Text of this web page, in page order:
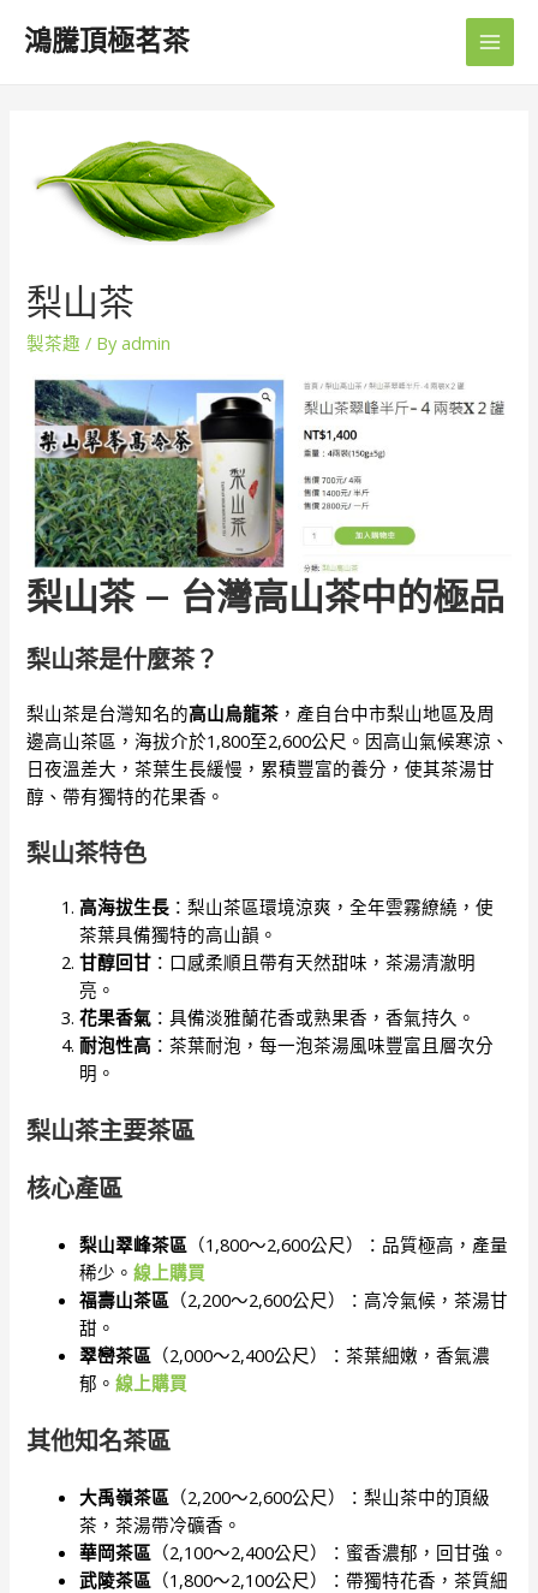
鴻騰頂極茗茶
Main
梨山茶
製茶趣 / Byadmin
梨山茶 – 台灣高山茶中的極品
梨山茶是什麼茶？
梨山茶是台灣知名的高山烏龍茶 ，產自台中市梨山地區及周
邊高山茶區，海拔介於1,800至2,600公尺。因高山氣候寒涼、
日夜溫差大，茶葉生長緩慢，累積豐富的養分，使其茶湯甘
醇、帶有獨特的花果香。
梨山茶特色
高海拔生長 ：梨山茶區環境涼爽，全年雲霧繚繞，使
茶葉具備獨特的高山韻。
甘醇回甘 ：口感柔順且帶有天然甜味，茶湯清澈明
亮。
花果香氣 ：具備淡雅蘭花香或熟果香，香氣持久。
耐泡性高 ：茶葉耐泡，每一泡茶湯風味豐富且層次分
明。
梨山茶主要茶區
核心產區
梨山翠峰茶區 （1,800～2,600公尺）：品質極高，產量
稀少。線上購買
福壽山茶區 （2,200～2,600公尺）：高冷氣候，茶湯甘
甜。
翠巒茶區 （2,000～2,400公尺）：茶葉細嫩，香氣濃
郁。線上購買
其他知名茶區
大禹嶺茶區 （2,200～2,600公尺）：梨山茶中的頂級
茶，茶湯帶冷礦香。
華岡茶區 （2,100～2,400公尺）：蜜香濃郁，回甘強。
武陵茶區 （1,800～2,100公尺）：帶獨特花香，茶質細